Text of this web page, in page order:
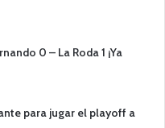
0 – La Roda 1 ¡Ya
para jugar el playoff a